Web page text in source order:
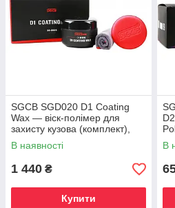
SGCB SGD020 D1 Coating
Wax — віск-полімер для
захисту кузова (комплект),
200 г
В наявності
1 440 ₴
Купити
В